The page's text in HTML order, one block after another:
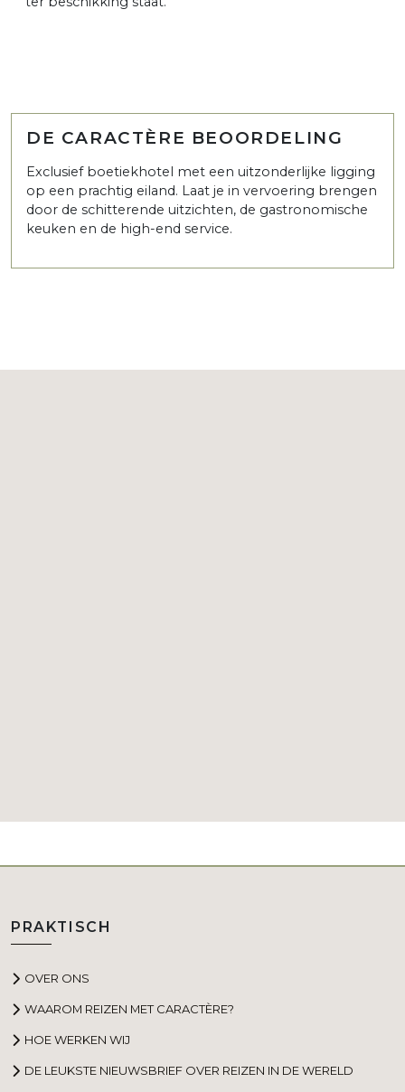
DE CARACTÈRE BEOORDELING
Exclusief boetiekhotel met een uitzonderlijke ligging
op een prachtig eiland. Laat je in vervoering brengen
door de schitterende uitzichten, de gastronomische
keuken en de high-end service.
PRAKTISCH
OVER ONS
WAAROM REIZEN MET CARACTÈRE?
HOE WERKEN WIJ
DE LEUKSTE NIEUWSBRIEF OVER REIZEN IN DE WERELD